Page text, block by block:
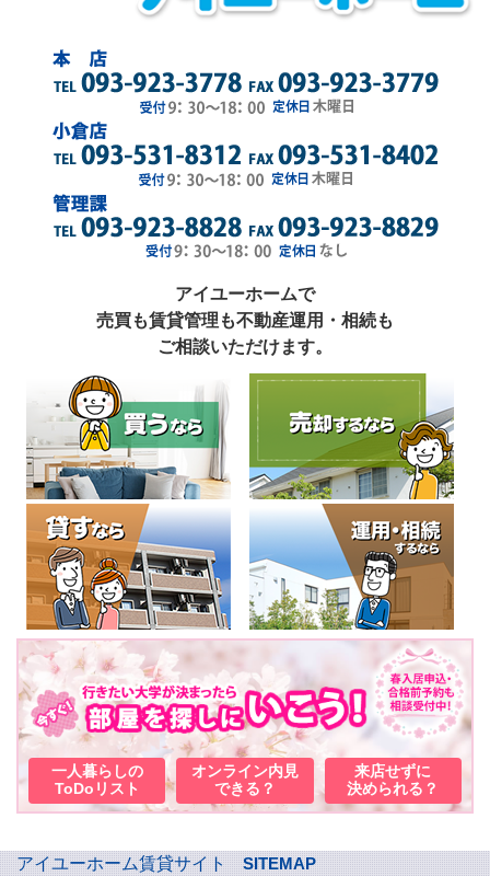
アイユーホームで
売買も賃貸管理も不動産運用・相続も
ご相談いただけます。
一人暮らしの
ToDoリスト
オンライン内見
できる？
来店せずに
決められる？
アイユーホーム賃貸サイト
SITEMAP